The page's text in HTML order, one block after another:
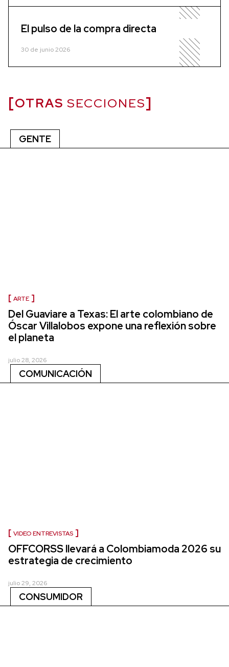
El pulso de la compra directa
30 de junio 2026
OTRAS SECCIONES
GENTE
ARTE
Del Guaviare a Texas: El arte colombiano de
Óscar Villalobos expone una reflexión sobre
el planeta
julio 28, 2026
COMUNICACIÓN
VIDEO ENTREVISTAS
OFFCORSS llevará a Colombiamoda 2026 su
estrategia de crecimiento
julio 29, 2026
CONSUMIDOR